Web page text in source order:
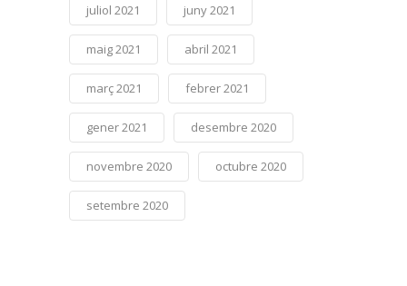
juliol 2021 juny 2021
maig 2021 abril 2021
març 2021 febrer 2021
gener 2021 desembre 2020
novembre 2020 octubre 2020
setembre 2020